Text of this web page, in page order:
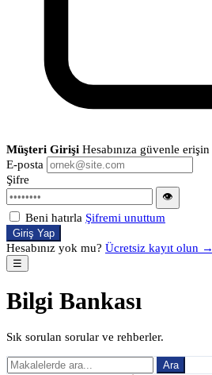
Müşteri Girişi Hesabınıza güvenle erişin
E-posta
Şifre
👁
Beni hatırla Şifremi unuttum
Giriş Yap
Hesabınız yok mu? Ücretsiz kayıt olun →
☰
Bilgi Bankası
Sık sorulan sorular ve rehberler.
Ara